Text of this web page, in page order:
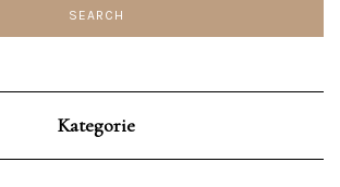
Kategorie